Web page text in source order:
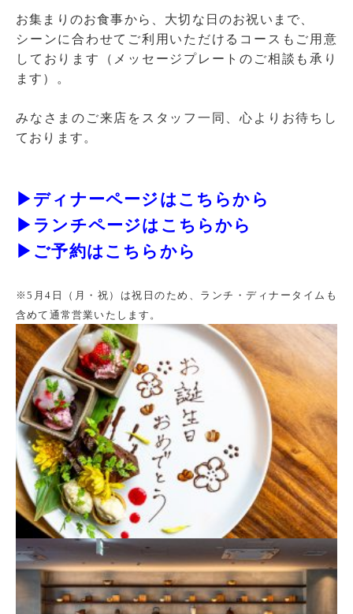
お集まりのお食事から、大切な日のお祝いまで、
シーンに合わせてご利用いただけるコースもご用意
しております（メッセージプレートのご相談も承り
ます）。
みなさまのご来店をスタッフ一同、心よりお待ちし
ております。
▶ディナーページはこちらから
▶ランチページはこちらから
▶ご予約はこちらから
※5月4日（月・祝）は祝日のため、ランチ・ディナータイムも
含めて通常営業いたします。